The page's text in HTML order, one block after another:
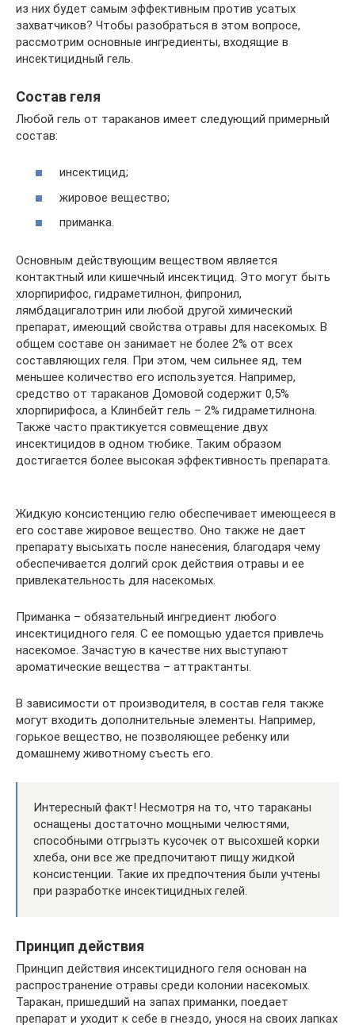
из них будет самым эффективным против усатых
захватчиков? Чтобы разобраться в этом вопросе,
рассмотрим основные ингредиенты, входящие в
инсектицидный гель.
Состав геля
Любой гель от тараканов имеет следующий примерный
состав:
инсектицид;
жировое вещество;
приманка.
Основным действующим веществом является
контактный или кишечный инсектицид. Это могут быть
хлорпирифос, гидраметилнон, фипронил,
лямбдацигалотрин или любой другой химический
препарат, имеющий свойства отравы для насекомых. В
общем составе он занимает не более 2% от всех
составляющих геля. При этом, чем сильнее яд, тем
меньшее количество его используется. Например,
средство от тараканов Домовой содержит 0,5%
хлорпирифоса, а Клинбейт гель – 2% гидраметилнона.
Также часто практикуется совмещение двух
инсектицидов в одном тюбике. Таким образом
достигается более высокая эффективность препарата.
Жидкую консистенцию гелю обеспечивает имеющееся в
его составе жировое вещество. Оно также не дает
препарату высыхать после нанесения, благодаря чему
обеспечивается долгий срок действия отравы и ее
привлекательность для насекомых.
Приманка – обязательный ингредиент любого
инсектицидного геля. С ее помощью удается привлечь
насекомое. Зачастую в качестве них выступают
ароматические вещества – аттрактанты.
В зависимости от производителя, в состав геля также
могут входить дополнительные элементы. Например,
горькое вещество, не позволяющее ребенку или
домашнему животному съесть его.
Интересный факт! Несмотря на то, что тараканы
оснащены достаточно мощными челюстями,
способными отгрызть кусочек от высохшей корки
хлеба, они все же предпочитают пищу жидкой
консистенции. Такие их предпочтения были учтены
при разработке инсектицидных гелей.
Принцип действия
Принцип действия инсектицидного геля основан на
распространение отравы среди колонии насекомых.
Таракан, пришедший на запах приманки, поедает
препарат и уходит к себе в гнездо, унося на своих лапках